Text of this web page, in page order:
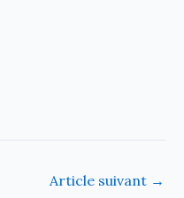
Article suivant →